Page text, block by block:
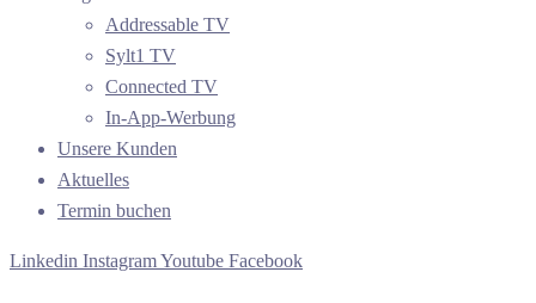
Addressable TV
Sylt1 TV
Connected TV
In-App-Werbung
Unsere Kunden
Aktuelles
Termin buchen
Linkedin InstagramYoutube Facebook